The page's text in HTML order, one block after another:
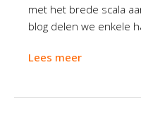
met het brede scala
blog delen we enkele
Lees meer